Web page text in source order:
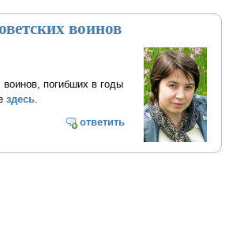
воинов
воинов, погибших в годы
здесь.
ответить